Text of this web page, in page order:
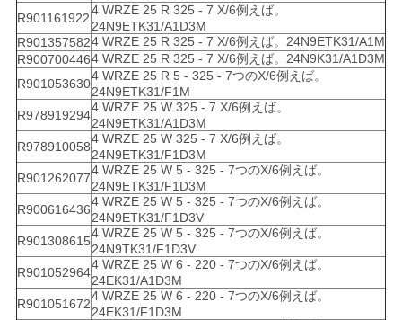
R901161922
4 WRZE 25 R 325 - 7 X/6例えば。
24N9ETK31/A1D3M
R9013575824 WRZE 25 R 325 - 7 X/6例えば。24N9ETK31/A1M
R9007004464 WRZE 25 R 325 - 7 X/6例えば。24N9K31/A1D3M
R901053630
4 WRZE 25 R 5 - 325 - 7つのX/6例えば。
24N9ETK31/F1M
R978919294
4 WRZE 25 W 325 - 7 X/6例えば。
24N9ETK31/A1D3M
R978910058
4 WRZE 25 W 325 - 7 X/6例えば。
24N9ETK31/F1D3M
R901262077
4 WRZE 25 W 5 - 325 - 7つのX/6例えば。
24N9ETK31/F1D3M
R900616436
4 WRZE 25 W 5 - 325 - 7つのX/6例えば。
24N9ETK31/F1D3V
R901308615
4 WRZE 25 W 5 - 325 - 7つのX/6例えば。
24N9TK31/F1D3V
R901052964
4 WRZE 25 W 6 - 220 - 7つのX/6例えば。
24EK31/A1D3M
R901051672
4 WRZE 25 W 6 - 220 - 7つのX/6例えば。
24EK31/F1D3M